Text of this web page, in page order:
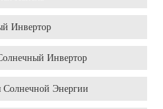
Инвертор
Инвертор
Солнечной Энергии